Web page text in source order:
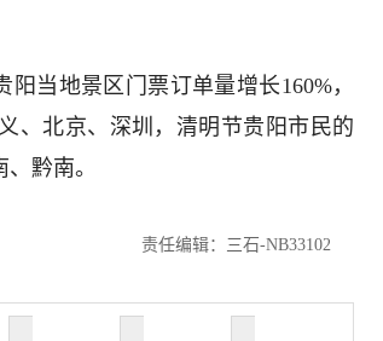
当地景区门票订单量增长160%，
、北京、深圳，清明节贵阳市民的
、黔南。
责任编辑：三石-NB33102